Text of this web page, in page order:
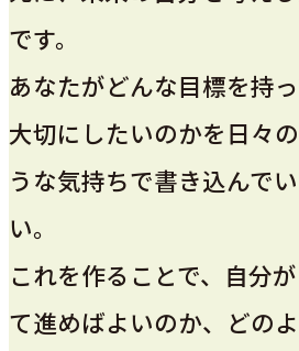
です。
あなたがどんな目標を持
大切にしたいのかを日々
うな気持ちで書き込んで
い。
これを作ることで、自分
て進めばよいのか、どの